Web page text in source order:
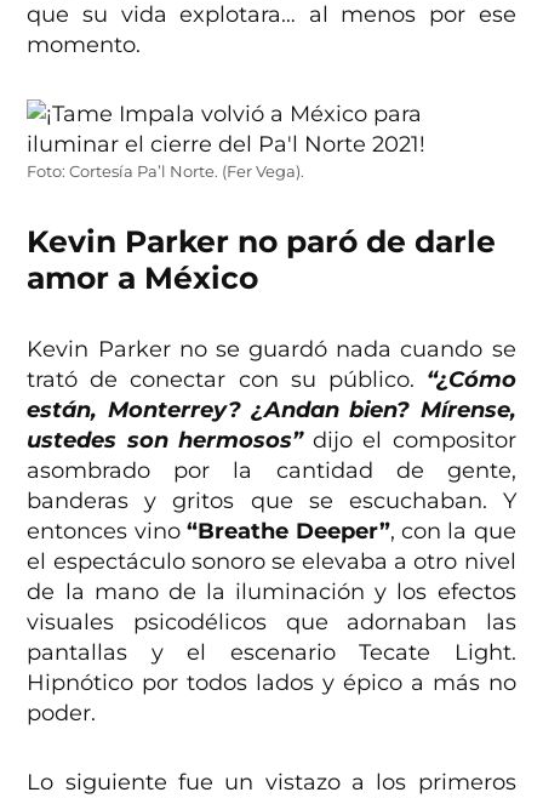
que su vida explotara… al menos por ese
momento.
Foto: Cortesía Pa’l Norte. (Fer Vega).
Kevin Parker no paró de darle
amor a México
Kevin Parker no se guardó nada cuando se
trató de conectar con su público. “¿Cómo
están, Monterrey? ¿Andan bien? Mírense,
ustedes son hermosos”dijo el compositor
asombrado por la cantidad de gente,
banderas y gritos que se escuchaban. Y
entonces vino“Breathe Deeper”, con la que
el espectáculo sonoro se elevaba a otro nivel
de la mano de la iluminación y los efectos
visuales psicodélicos que adornaban las
pantallas y el escenario Tecate Light.
Hipnótico por todos lados y épico a más no
poder.
Lo siguiente fue un vistazo a los primeros